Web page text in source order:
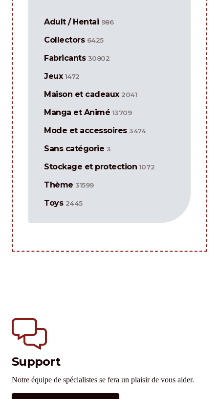
Adult / Hentai 986
Collectors 6425
Fabricants 30802
Jeux 1472
Maison et cadeaux 2041
Manga et Animé 13709
Mode et accessoires 3474
Sans catégorie 3
Stockage et protection 1072
Thème 31599
Toys 2445
Support
Notre équipe de spécialistes se fera un plaisir de vous aider.